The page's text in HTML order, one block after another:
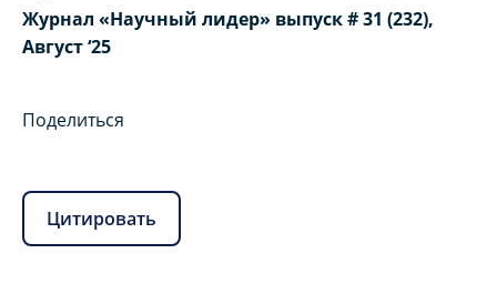
Журнал «Научный лидер» выпуск # 31 (232),
Август ‘25
Поделиться
Цитировать